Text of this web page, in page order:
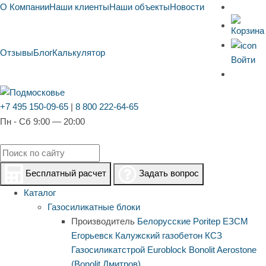
О КомпанииНаши клиентыНаши объектыНовости
ОтзывыБлогКалькулятор
Войти
+7 495 150-09-65 | 8 800 222-64-65
Пн - Сб 9:00 — 20:00
Бесплатный расчет
Задать вопрос
Каталог
Газосиликатные блоки
Производитель Белорусские Poritep ЕЗСМ
Егорьевск Калужский газобетон КСЗ
Газосиликатстрой Euroblock BonolitAerostone
(Bonolit Дмитров)